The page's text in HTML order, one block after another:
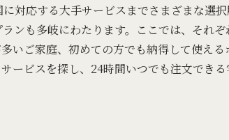
対応する大手サービスまでさまざまな選
ンも多岐にわたります。ここでは、それぞ
いご家庭、初めての方でも納得して使え
ービスを探し、24時間いつでも注文でき